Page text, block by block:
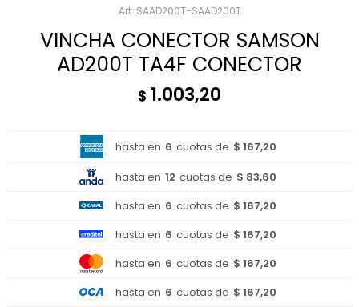
SAAD200T-SAAD200T
VINCHA CONECTOR SAMSON
AD200T TA4F CONECTOR
$ 1.003,20
hasta en 6 cuotas de $ 167,20
hasta en 12 cuotas de $ 83,60
hasta en 6 cuotas de $ 167,20
hasta en 6 cuotas de $ 167,20
hasta en 6 cuotas de $ 167,20
hasta en 6 cuotas de $ 167,20